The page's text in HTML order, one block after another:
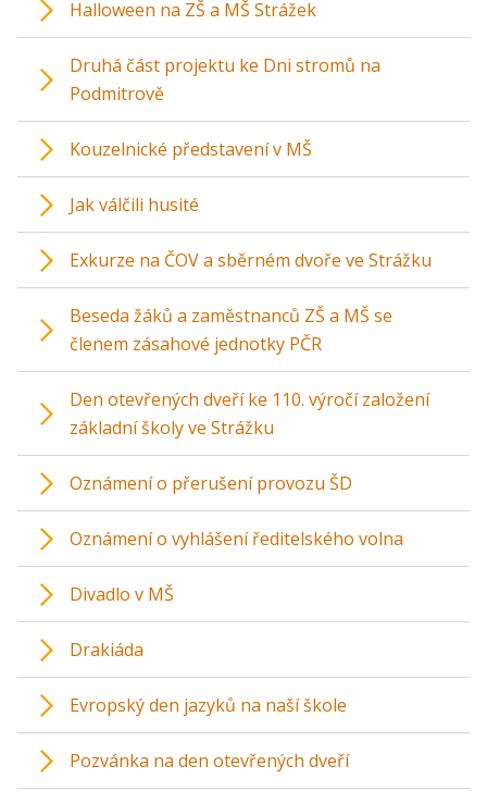
Halloween na ZŠ a MŠ Strážek
Druhá část projektu ke Dni stromů na
Podmitrově
Kouzelnické představení v MŠ
Jak válčili husité
Exkurze na ČOV a sběrném dvoře ve Strážku
Beseda žáků a zaměstnanců ZŠ a MŠ se
členem zásahové jednotky PČR
Den otevřených dveří ke 110. výročí založení
základní školy ve Strážku
Oznámení o přerušení provozu ŠD
Oznámení o vyhlášení ředitelského volna
Divadlo v MŠ
Drakiáda
Evropský den jazyků na naší škole
Pozvánka na den otevřených dveří